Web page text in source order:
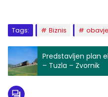
Tags: Biznis
Predstavljen plan
– Tuzla – Zvornik